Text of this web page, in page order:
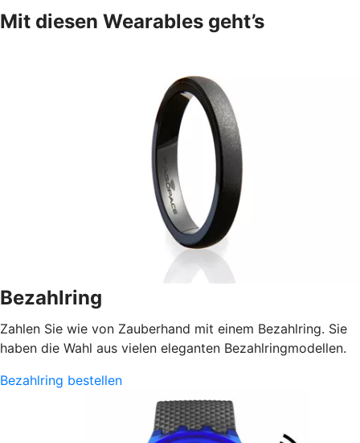
Mit diesen Wearables geht’s
Bezahlring
Zahlen Sie wie von Zauberhand mit einem Bezahlring. Sie
haben die Wahl aus vielen eleganten Bezahlringmodellen.
Bezahlring bestellen